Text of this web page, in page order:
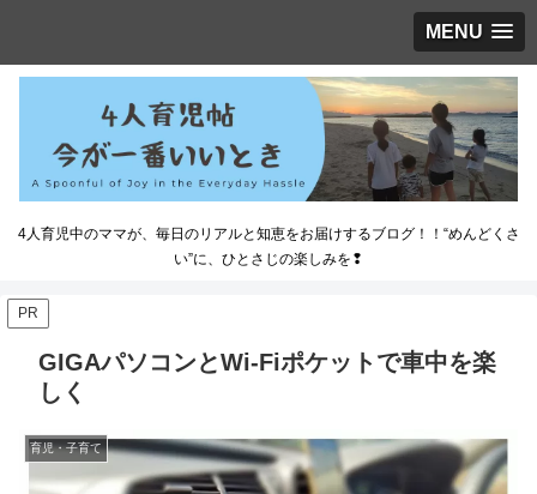
MENU
4人育児中のママが、毎日のリアルと知恵をお届けするブログ！！“めんどくさ
い”に、ひとさじの楽しみを❢
PR
GIGAパソコンとWi-Fiポケットで車中を楽
しく
育児・子育て